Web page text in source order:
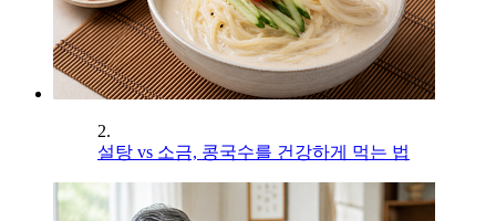
2.
설탕 vs 소금, 콩국수를 건강하게 먹는 법